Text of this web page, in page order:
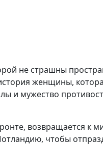
не страшны
женщины,
и мужество
возвращается к
чтобы